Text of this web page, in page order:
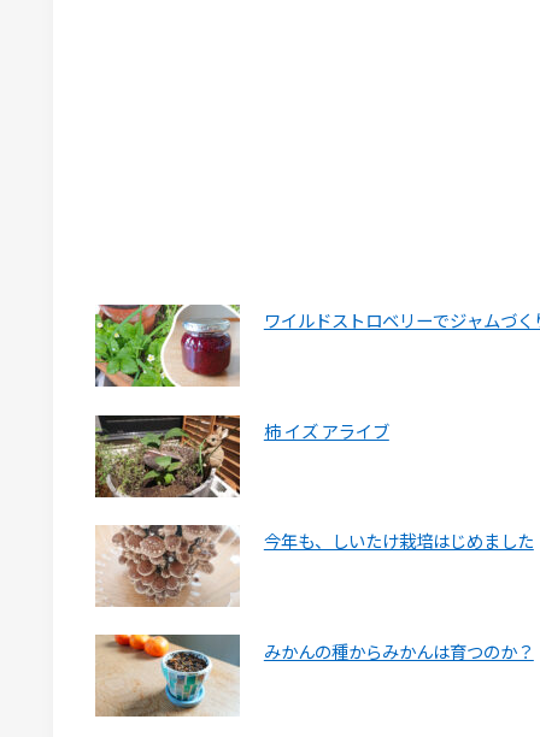
ワイルドストロベリーでジャムづく
柿 イズ アライブ
今年も、しいたけ栽培はじめました
みかんの種からみかんは育つのか？